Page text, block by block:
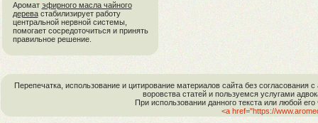
Аромат эфирного масла чайного
деревастабилизирует работу
центральной нервной системы,
помогает сосредоточиться и принять
правильное решение.
Перепечатка, использование и цитирование материалов сайта без
воровства статей и пользуемся услугами
При использовании данного текста или любой
<a href="https://